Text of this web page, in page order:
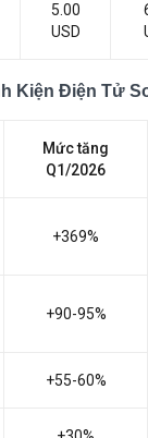
5.00
USD
Kiện Điện Tử
Mức tăng
Q1/2026
+369%
+90-95%
+55-60%